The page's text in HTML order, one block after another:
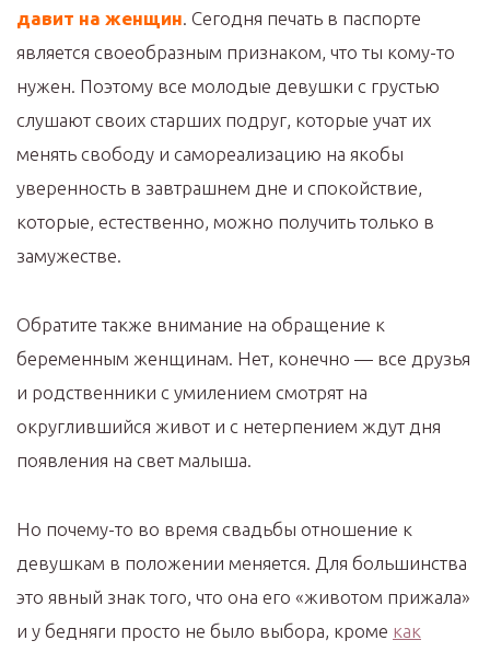
давит на женщин . Сегодня печать в паспорте
является своеобразным признаком, что ты кому-то
нужен. Поэтому все молодые девушки с грустью
слушают своих старших подруг, которые учат их
менять свободу и самореализацию на якобы
уверенность в завтрашнем дне и спокойствие,
которые, естественно, можно получить только в
замужестве.
Обратите также внимание на обращение к
беременным женщинам. Нет, конечно — все друзья
и родственники с умилением смотрят на
округлившийся живот и с нетерпением ждут дня
появления на свет малыша.
Но почему-то во время свадьбы отношение к
девушкам в положении меняется. Для большинства
это явный знак того, что она его «животом прижала»
и у бедняги просто не было выбора, кроме как